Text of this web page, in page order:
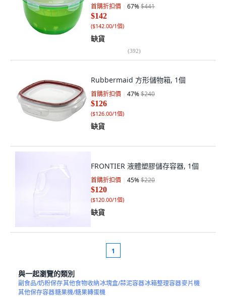
首購折扣價 67%$441
$142
($142.00/1個)
缺貨
(392)
Rubbermaid 方形儲物箱, 1個
首購折扣價 47%$240
$126
($126.00/1個)
缺貨
FRONTIER 液體塑膠儲存容器, 1個
首購折扣價 45%$220
$120
($120.00/1個)
缺貨
1
與一起瀏覽的類別
副食品/奶粉保存其他食物收納冰塊盒/蒜泥容器冰箱整理容器麥片機
其他保存容器糖果機/糖果轉蛋機